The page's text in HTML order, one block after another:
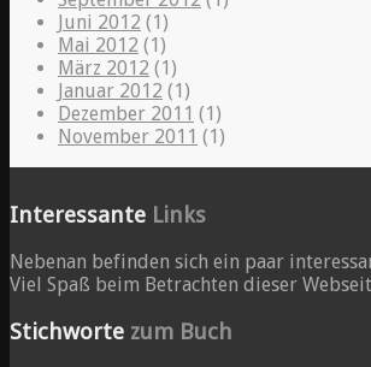
Juni 2012 (1)
Mai 2012 (1)
März 2012 (1)
Januar 2012 (1)
Dezember 2011 (1)
November 2011 (1)
Interessante Links
Nebenan befinden sich ein paar
Viel Spaß beim Betrachten dieser
Stichworte zum Buch